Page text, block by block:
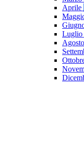
Aprile
Luglio
Agosto